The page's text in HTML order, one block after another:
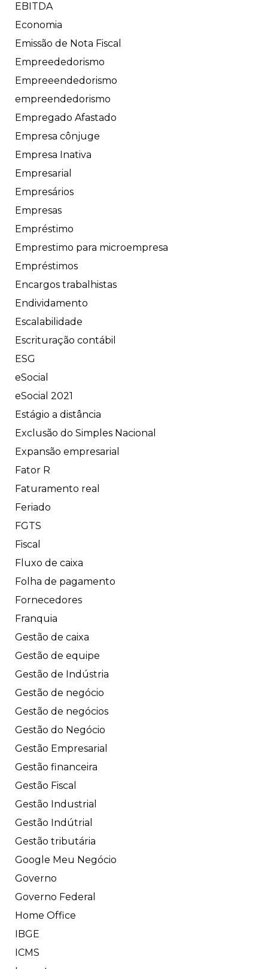
EBITDA
Economia
Emissão de Nota Fiscal
Empreededorismo
Empreeendedorismo
empreendedorismo
Empregado Afastado
Empresa cônjuge
Empresa Inativa
Empresarial
Empresários
Empresas
Empréstimo
Emprestimo para microempresa
Empréstimos
Encargos trabalhistas
Endividamento
Escalabilidade
Escrituração contábil
ESG
eSocial
eSocial 2021
Estágio a distância
Exclusão do Simples Nacional
Expansão empresarial
Fator R
Faturamento real
Feriado
FGTS
Fiscal
Fluxo de caixa
Folha de pagamento
Fornecedores
Franquia
Gestão de caixa
Gestão de equipe
Gestão de Indústria
Gestão de negócio
Gestão de negócios
Gestão do Negócio
Gestão Empresarial
Gestão financeira
Gestão Fiscal
Gestão Industrial
Gestão Indútrial
Gestão tributária
Google Meu Negócio
Governo
Governo Federal
Home Office
IBGE
ICMS